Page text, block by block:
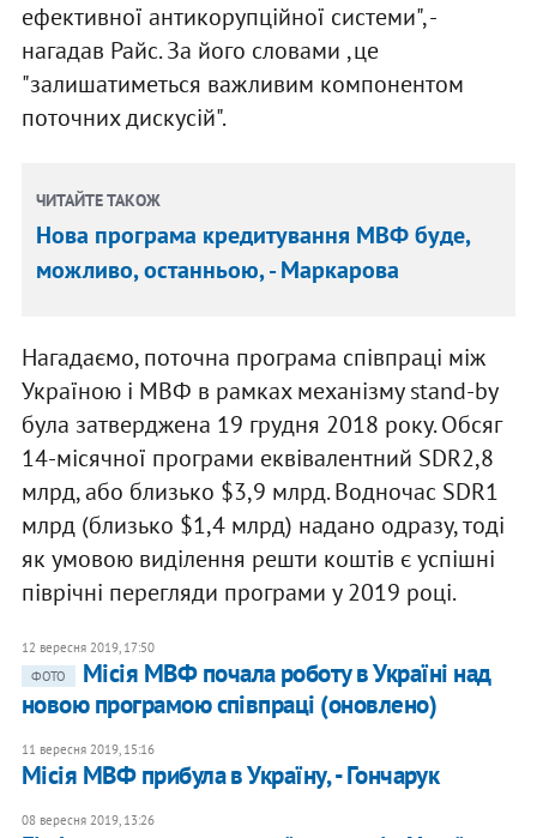
ефективної антикорупційної системи", -
нагадав Райс. За його словами ,це
"залишатиметься важливим компонентом
поточних дискусій".
ЧИТАЙТЕ ТАКОЖ
Нова програма кредитування МВФ буде,
можливо, останньою, - Маркарова
Нагадаємо, поточна програма співпраці між
Україною і МВФ в рамках механізму stand-by
була затверджена 19 грудня 2018 року. Обсяг
14-місячної програми еквівалентний SDR2,8
млрд, або близько $3,9 млрд. Водночас SDR1
млрд (близько $1,4 млрд) надано одразу, тоді
як умовою виділення решти коштів є успішні
піврічні перегляди програми у 2019 році.
12 вересня 2019, 17:50
ФОТО
Місія МВФ почала роботу в Україні над
новою програмою співпраці (оновлено)
11 вересня 2019, 15:16
Місія МВФ прибула в Україну, - Гончарук
08 вересня 2019, 13:26